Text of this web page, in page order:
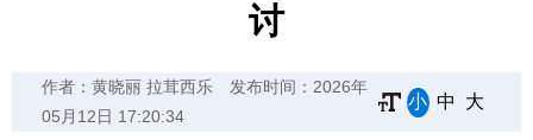
讨
作者：黄晓丽 拉茸西乐
发布时间：2026年
05月12日 17:20:34
小 中 大